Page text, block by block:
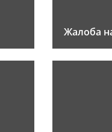
Жалоба